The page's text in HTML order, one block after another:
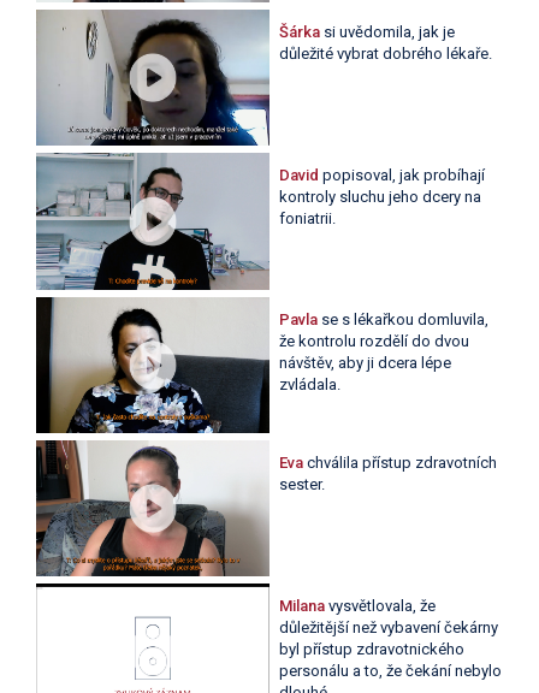
Šárka si uvědomila, jak je
důležité vybrat dobrého lékaře.
David popisoval, jak probíhají
kontroly sluchu jeho dcery na
foniatrii.
Pavla se s lékařkou domluvila,
že kontrolu rozdělí do dvou
návštěv, aby ji dcera lépe
zvládala.
Eva chválila přístup zdravotních
sester.
Milanavysvětlovala, že
důležitější než vybavení čekárny
byl přístup zdravotnického
personálu a to, že čekání nebylo